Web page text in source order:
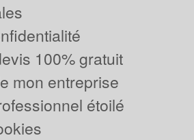
100% gratuit
mon entreprise
étoilé